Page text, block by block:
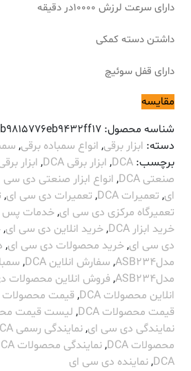
دارای سرعت لرزش 10000در دقیقه
داشتن دسته کمکی
دارای قفل سوئیچ
مقایسه
شناسه محصول:
دسته: ابزار برقی, انواع سمباده برقی,
برچسب: DCA
, ابزار برقی DCA , ابزار
صنعتی DCA
, انواع ابزار صنعتی دی سی
ای, تعمیرات DCA , تعمیرات دی سی ای,
تعمیرگاه مرکزی دی سی ای,خدمات پس
خرید ابزار DCA
,خرید انلاین دی سی ای,
دی سی ای,خرید محصولات دی سی ای,
مدلASB234
, سفارش انلاین DCA ,
مدلASB234
, فروش انلاین محصولات
انلاین محصولات DCA
, قیمت
قیمت محصولات DCA
, لیست قیمت
نمایندگی دی سی ای,نمایندگی رسمی DCA
محصولات DCA
,نمایندگی محصولات DCA
DCA
,نماینده دی سی ای